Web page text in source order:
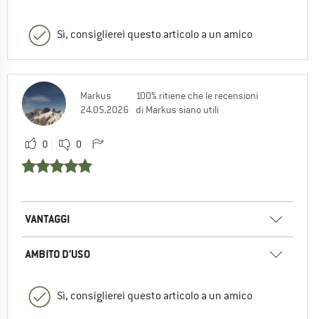
Sì, consiglierei questo articolo a un amico
Markus
24.05.2026
100% ritiene che le recensioni
di Markus siano utili
0 0
VANTAGGI
AMBITO D’USO
Sì, consiglierei questo articolo a un amico